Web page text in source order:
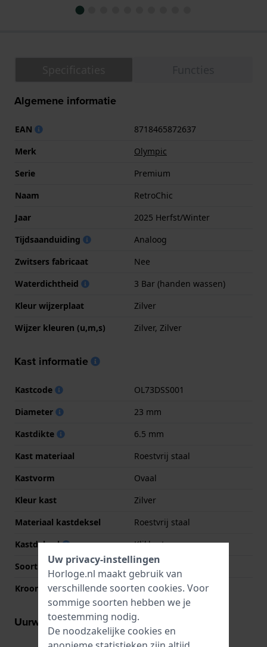
Algemene informatie
EAN
8718465872637
Merk
Olympic
Serie
Premium
Naam
RetroChic
Jaar
2025 Herfst/Winter
Tijdsaanduiding
Analoog
Zwitsers fabricaat
Nee
Waterdichtheid
3 Bar (handen wassen)
Kleur wijzerplaat
Zilver
Wijzer kleuren (u,m,s)
Zilver, Zilver
Kast informatie
Kastcode
OL73DSS001
Diameter
23 mm
Kastdikte
6.5 mm
Kast materiaal
Roestvrij staal
Kastvorm
Ovaal
Kleur kast
Zilver
Materiaal kastdeksel
Roestvrij staal
Kastdeksel
Klikkast
Soort glas
Saffier
Kroon
Trek kroon
Uurwerk informatie
Uw privacy-instellingen
Horloge.nl maakt gebruik van
verschillende soorten cookies. Voor
sommige soorten hebben we je
toestemming nodig.
De noodzakelijke cookies en